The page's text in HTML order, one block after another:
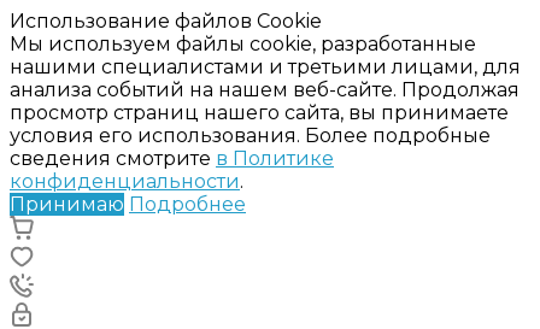
Использование файлов Cookie
Мы используем файлы cookie, разработанные
нашими специалистами и третьими лицами, для
анализа событий на нашем веб-сайте. Продолжая
просмотр страниц нашего сайта, вы принимаете
условия его использования. Более подробные
сведения смотрите в Политике
конфиденциальности.
Принимаю Подробнее